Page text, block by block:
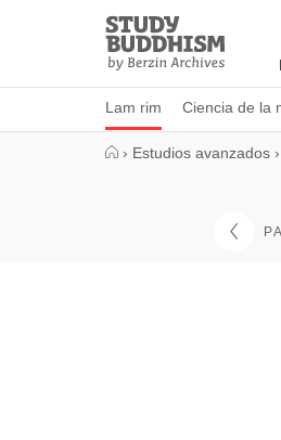
Study
Buddhism
Home
Lam rim Ciencia de la
› Estudios avanzados ›